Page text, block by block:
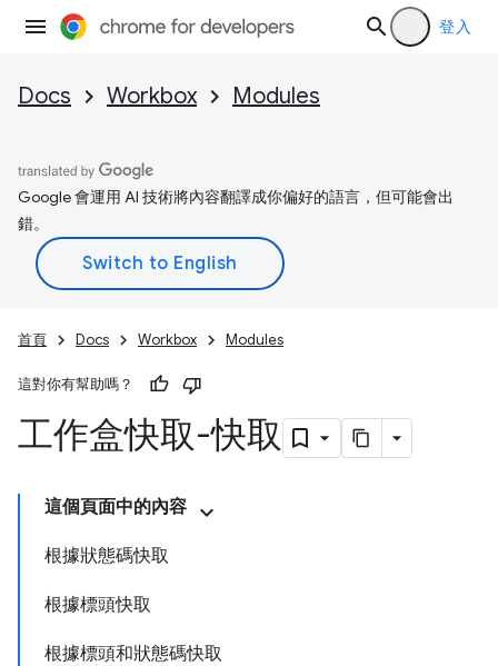
登入
Docs Workbox Modules
Google 會運用 AI 技術將內容翻譯成你偏好的語言，但可能會出
錯。
首頁 Docs Workbox Modules
這對你有幫助嗎？
工作盒快取-快取
這個頁面中的內容
根據狀態碼快取
根據標頭快取
根據標頭和狀態碼快取